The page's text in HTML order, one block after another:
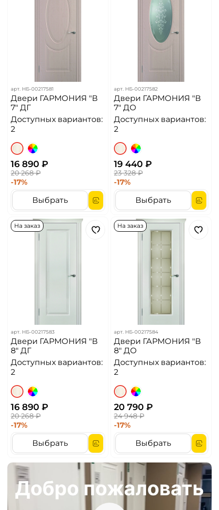
арт. НБ-00217581
Двери ГАРМОНИЯ "В
7" ДГ
Доступных вариантов:
2
16 890 ₽
20 268 ₽
-17%
Выбрать
арт. НБ-00217582
Двери ГАРМОНИЯ "В
7" ДО
Доступных вариантов:
2
19 440 ₽
23 328 ₽
-17%
Выбрать
На заказ
арт. НБ-00217583
Двери ГАРМОНИЯ "В
8" ДГ
Доступных вариантов:
2
16 890 ₽
20 268 ₽
-17%
Выбрать
На заказ
арт. НБ-00217584
Двери ГАРМОНИЯ "В
8" ДО
Доступных вариантов:
2
20 790 ₽
24 948 ₽
-17%
Выбрать